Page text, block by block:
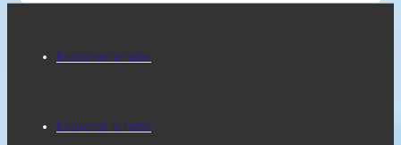
Menú
pie
Escuchar la radio
Menú
Escuchar la radio